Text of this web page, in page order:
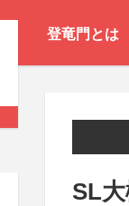
登竜門とは
SL